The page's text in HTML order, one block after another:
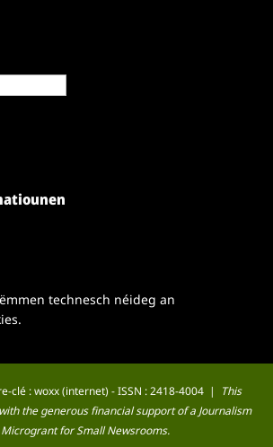
technesch néideg an
: woxx (internet) - ISSN : 2418-4004 |
This
the generous financial support of a Journalism
Microgrant for Small Newsrooms.